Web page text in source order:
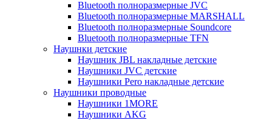
Bluetooth полноразмерные JVC
Bluetooth полноразмерные MARSHALL
Bluetooth полноразмерные Soundcore
Bluetooth полноразмерные TFN
Наушнки детские
Наушник JBL накладные детские
Наушники JVC детские
Наушники Pero накладные детские
Наушники проводные
Наушники 1MORE
Наушники AKG